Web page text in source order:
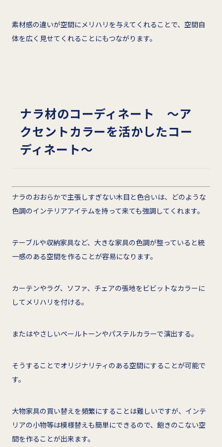
素材感の違いが空間にメリハリを与えてくれることで、空間自
体を広く見せてくれることにもつながります。
ナラ材のコーディネート ～ア
クセントカラーを活かしたコー
ディネート～
ナラのおおらかで主張しすぎない木目と色合いは、どのような
色調のインテリアアイテムを持って来ても強調してくれます。
テーブルや収納家具など、大きな家具の色調が整っていると統
一感のある空間を作ることが容易になります。
カーテンやラグ、ソファ、チェアの張地をビビットなカラーに
してメリハリを付ける。
またはやさしいペールトーンやパステルカラーで演出する。
そうすることでオリジナリティのある空間にすることが可能で
す。
大物家具の買い替えを頻繁にすることは難しいですが、インテ
リアの小物等は模様替えも簡単にできるので、飽きのこない空
間を作ることが出来ます。